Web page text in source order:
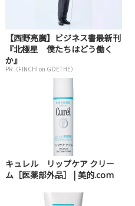
【西野亮廣】ビジネス書最新刊
『北極星 僕たちはどう働く
か』
PR（FINCHI on GOETHE）
キュレル リップケア クリー
ム［医薬部外品］ | 美的.com